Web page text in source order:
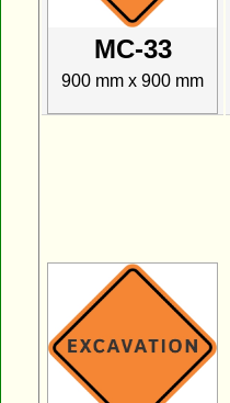
MC-33
900 mm x 900 mm